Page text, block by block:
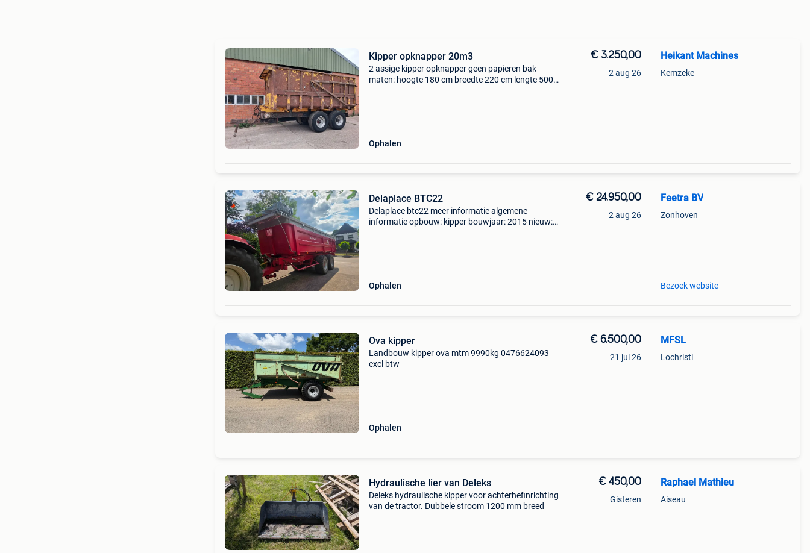
Kipper opknapper 20m3
2 assige kipper opknapper geen papieren bak
maten: hoogte 180 cm breedte 220 cm lengte 500
Ophalen
€ 3.250,00
2 aug 26
Heikant Machines
Kemzeke
Delaplace BTC22
Delaplace btc22 meer informatie algemene
informatie opbouw: kipper bouwjaar: 2015 nieuw:
Ophalen
€ 24.950,00
2 aug 26
Feetra BV
Zonhoven
Bezoek website
Ova kipper
Landbouw kipper ova mtm 9990kg 0476624093
excl btw
Ophalen
€ 6.500,00
21 jul 26
MFSL
Lochristi
Hydraulische lier van Deleks
Deleks hydraulische kipper voor achterhefinrichting
van de tractor. Dubbele stroom 1200 mm breed
€ 450,00
Gisteren
Raphael Mathieu
Aiseau